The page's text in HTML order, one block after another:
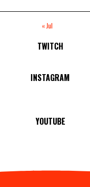
« Jul
TWITCH
No Streams Online!
INSTAGRAM
YOUTUBE